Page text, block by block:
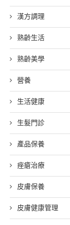
漢方調理
熟齡生活
熟齡美學
營養
生活健康
生髮門診
產品保養
痤瘡治療
皮膚保養
皮膚健康管理